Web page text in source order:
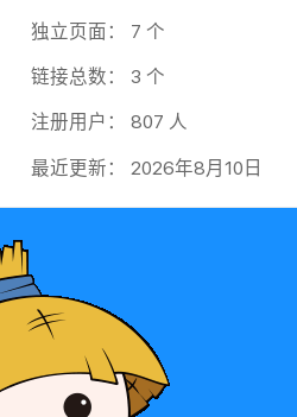
独立页面： 7 个
链接总数： 3 个
注册用户： 807 人
最近更新： 2026年8月10日